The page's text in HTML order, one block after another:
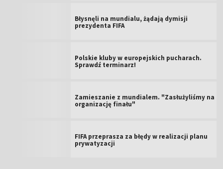
Błysnęli na mundialu, żądają dymisji
prezydenta FIFA
Polskie kluby w europejskich pucharach.
Sprawdź terminarz!
Zamieszanie z mundialem. "Zasłużyliśmy na
organizację finału"
FIFA przeprasza za błędy w realizacji planu
prywatyzacji